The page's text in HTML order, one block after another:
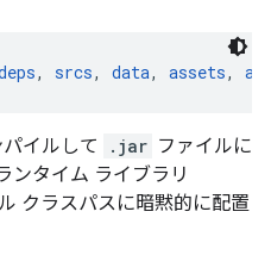
, srcs, data, assets,
イルして .jar ファイルに
ンタイム ライブラリ
クラスパスに暗黙的に配置